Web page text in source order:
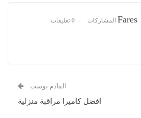
Fares 0 تعليقات
القادم بوست
افضل كاميرا مراقبة منزلية